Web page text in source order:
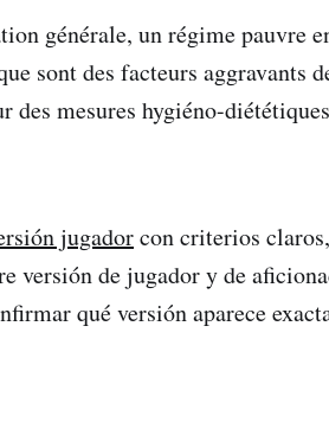
générale, un régime pauvre
sont des facteurs aggravants
des mesures hygiéno-
jugadorcon criterios
versión de jugador y de
qué versión aparece